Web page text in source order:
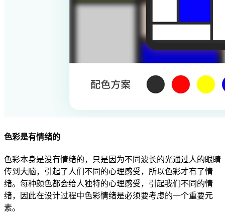
色彩是有情绪的
色彩本身是没有情绪的，只是因为不同波长的光通过人的眼睛
传到大脑，引起了人们不同的心理感受，所以色彩才有了情
绪。每种颜色都会给人独特的心理感受，引起我们不同的情
绪，因此在设计过程中色彩情绪是必须要考虑的一个重要元
素。